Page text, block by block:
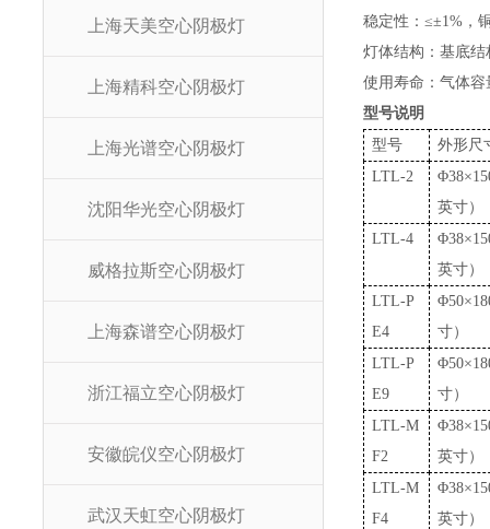
上海天美空心阴极灯
上海精科空心阴极灯
上海光谱空心阴极灯
沈阳华光空心阴极灯
威格拉斯空心阴极灯
上海森谱空心阴极灯
浙江福立空心阴极灯
安徽皖仪空心阴极灯
武汉天虹空心阴极灯
稳定性：≤±1%，
灯体结构：基底
使用寿命：气体
型号说明
型号
外形尺
LTL-2
英寸）
LTL-4
英寸）
LTL-P
E4
寸）
LTL-P
E9
寸）
LTL-M
F2
英寸）
LTL-M
F4
英寸）